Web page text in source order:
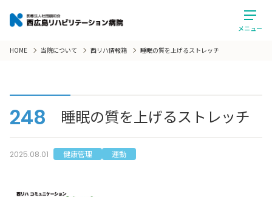
メニュー
HOME 当院について 西リハ情報箱 睡眠の質を上げるストレッチ
248 睡眠の質を上げるストレッチ
2025.08.01 健康管理 運動